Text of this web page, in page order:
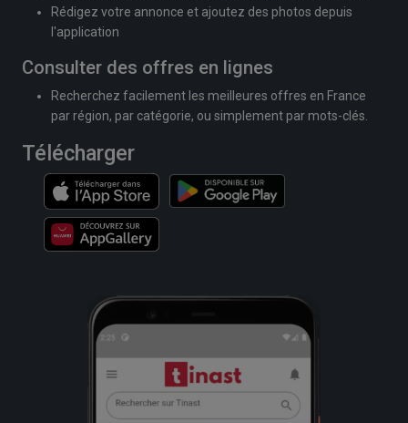
Rédigez votre annonce et ajoutez des photos depuis
l'application
Consulter des offres en lignes
Recherchez facilement les meilleures offres en France
par région, par catégorie, ou simplement par mots-clés.
Télécharger